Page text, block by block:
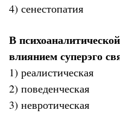
4) сенестопатия
В
влиянием суперэго
1) реалистическая
2) поведенческая
3) невротическая